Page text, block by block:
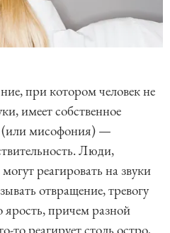
при котором человек не
имеет собственное
(или мисофония) —
Люди,
реагировать на звуки
отвращение, тревогу
причем разной